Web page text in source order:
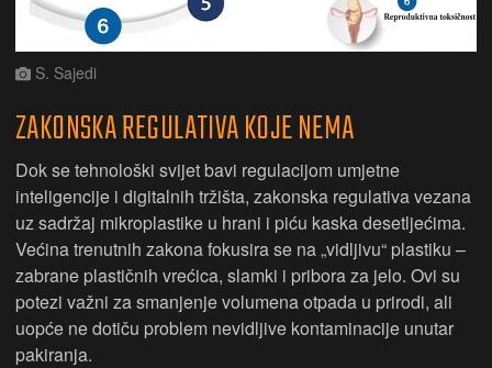
S. Sajedi
ZAKONSKA REGULATIVA KOJE NEMA
Dok se tehnološki svijet bavi regulacijom umjetne
inteligencije i digitalnih tržišta, zakonska regulativa vezana
uz sadržaj mikroplastike u hrani i piću kaska desetljećima.
Većina trenutnih zakona fokusira se na „vidljivu“ plastiku –
zabrane plastičnih vrećica, slamki i pribora za jelo. Ovi su
potezi važni za smanjenje volumena otpada u prirodi, ali
uopće ne dotiču problem nevidljive kontaminacije unutar
pakiranja.